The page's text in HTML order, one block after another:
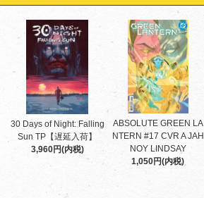
30 Days of Night: Falling
Sun TP【遅延入荷】
3,960円(内税)
ABSOLUTE GREEN LA
NTERN #17 CVR A JAH
NOY LINDSAY
1,050円(内税)